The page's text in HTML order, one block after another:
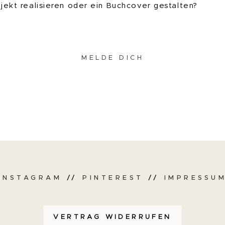
realisieren oder ein Buchcover gestalten?
MELDE DICH
INSTAGRAM // PINTEREST //
VERTRAG WIDERRUFEN